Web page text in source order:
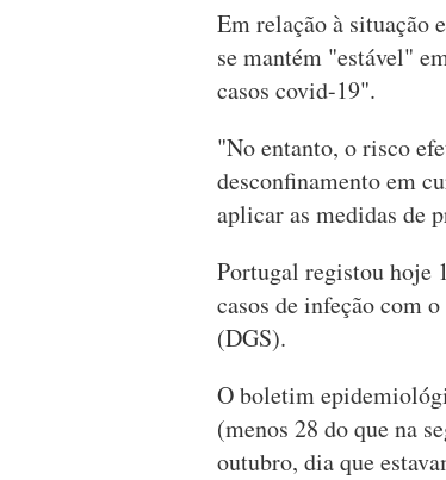
Em relação à situação
se mantém "estável"
casos covid-19".
"No entanto, o risco
desconfinamento em
aplicar as medidas de
Portugal registou hoje
casos de infeção com
(DGS).
O boletim
(menos 28 do que na
outubro, dia que